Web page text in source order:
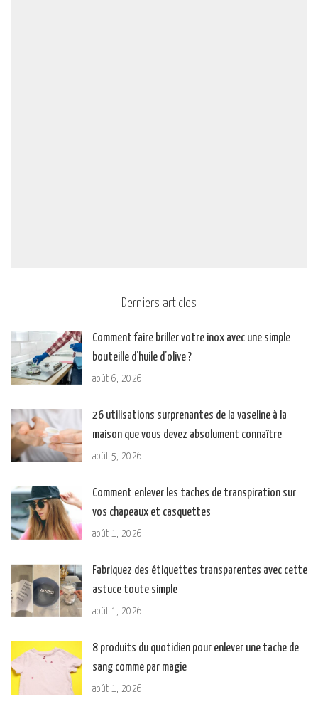
Derniers articles
Comment faire briller votre inox avec une simple
bouteille d’huile d’olive ?
août 6, 2026
26 utilisations surprenantes de la vaseline à la
maison que vous devez absolument connaître
août 5, 2026
Comment enlever les taches de transpiration sur
vos chapeaux et casquettes
août 1, 2026
Fabriquez des étiquettes transparentes avec cette
astuce toute simple
août 1, 2026
8 produits du quotidien pour enlever une tache de
sang comme par magie
août 1, 2026